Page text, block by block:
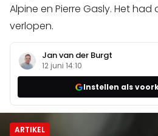
Alpine en Pierre Gasly. Het
verlopen.
Jan van der Burgt
12 juni 14:10
Instellen als
ARTIKEL